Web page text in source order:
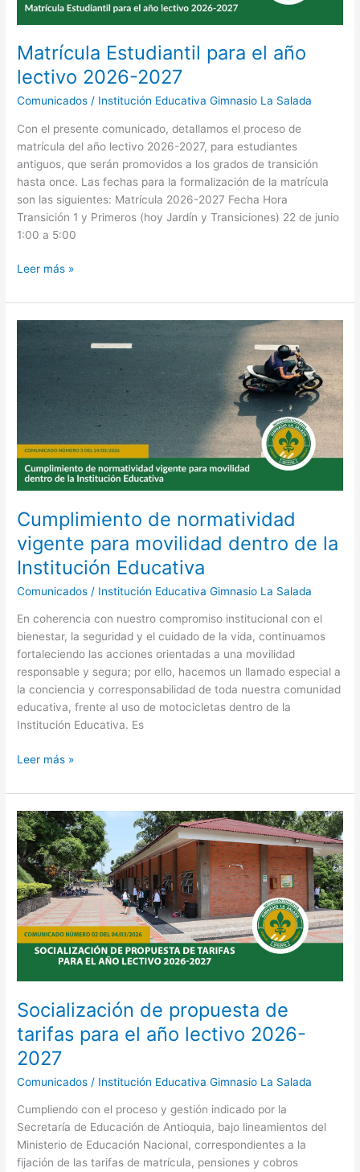
Matrícula Estudiantil para el año
lectivo 2026-2027
Comunicados / Institución Educativa Gimnasio La Salada
Con el presente comunicado, detallamos el proceso de
matrícula del año lectivo 2026-2027, para estudiantes
antiguos, que serán promovidos a los grados de transición
hasta once. Las fechas para la formalización de la matrícula
son las siguientes: Matrícula 2026-2027 Fecha Hora
Transición 1 y Primeros (hoy Jardín y Transiciones) 22 de junio
1:00 a 5:00
Leer más »
Cumplimiento de normatividad
vigente para movilidad dentro de la
Institución Educativa
Comunicados / Institución Educativa Gimnasio La Salada
En coherencia con nuestro compromiso institucional con el
bienestar, la seguridad y el cuidado de la vida, continuamos
fortaleciendo las acciones orientadas a una movilidad
responsable y segura; por ello, hacemos un llamado especial a
la conciencia y corresponsabilidad de toda nuestra comunidad
educativa, frente al uso de motocicletas dentro de la
Institución Educativa. Es
Cumplimiento
de
de
la
Leer más »
Socialización de propuesta de
tarifas para el año lectivo 2026-
2027
Comunicados / Institución Educativa Gimnasio La Salada
Cumpliendo con el proceso y gestión indicado por la
Secretaría de Educación de Antioquia, bajo lineamientos del
Ministerio de Educación Nacional, correspondientes a la
fijación de las tarifas de matrícula, pensiones y cobros
Socialización
de
propuesta
de
tarifas
para
el
año